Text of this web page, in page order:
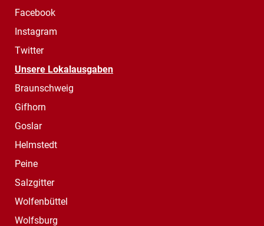
Facebook
Instagram
Twitter
Unsere Lokalausgaben
Braunschweig
Gifhorn
Goslar
Helmstedt
Peine
Salzgitter
Wolfenbüttel
Wolfsburg